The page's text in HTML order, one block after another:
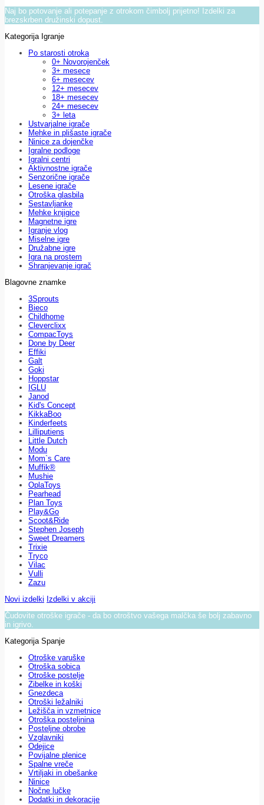
Naj bo potovanje ali potepanje z otrokom čimbolj prijetno! Izdelki za
brezskrben družinski dopust.
Kategorija Igranje
Po starosti otroka
0+ Novorojenček
3+ mesece
6+ mesecev
12+ mesecev
18+ mesecev
24+ mesecev
3+ leta
Ustvarjalne igrače
Mehke in plišaste igrače
Ninice za dojenčke
Igralne podloge
Igralni centri
Aktivnostne igrače
Senzorične igrače
Lesene igrače
Otroška glasbila
Sestavljanke
Mehke knjigice
Magnetne igre
Igranje vlog
Miselne igre
Družabne igre
Igra na prostem
Shranjevanje igrač
Blagovne znamke
3Sprouts
Bieco
Childhome
Cleverclixx
CompacToys
Done by Deer
Effiki
Galt
Goki
Hoppstar
IGLU
Janod
Kid's Concept
KikkaBoo
Kinderfeets
Lilliputiens
Little Dutch
Modu
Mom`s Care
Muffik®
Mushie
OplaToys
Pearhead
Plan Toys
Play&Go
Scoot&Ride
Stephen Joseph
Sweet Dreamers
Trixie
Tryco
Vilac
Vulli
Zazu
Novi izdelki Izdelki v akciji
Čudovite otroške igrače - da bo otroštvo vašega malčka še bolj zabavno
in igrivo.
Kategorija Spanje
Otroške varuške
Otroška sobica
Otroške postelje
Zibelke in koški
Gnezdeca
Otroški ležalniki
Ležišča in vzmetnice
Otroška posteljnina
Posteljne obrobe
Vzglavniki
Odejice
Povijalne plenice
Spalne vreče
Vrtiljaki in obešanke
Ninice
Nočne lučke
Dodatki in dekoracije